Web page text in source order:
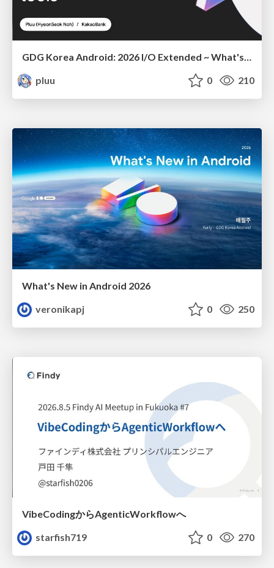
GDG Korea Android: 2026 I/O Extended ~ What's new in Android development tools
pluu
0 210
What's New in Android 2026
veronikapj
0 250
VibeCodingからAgenticWorkflowへ
starfish719
0 270